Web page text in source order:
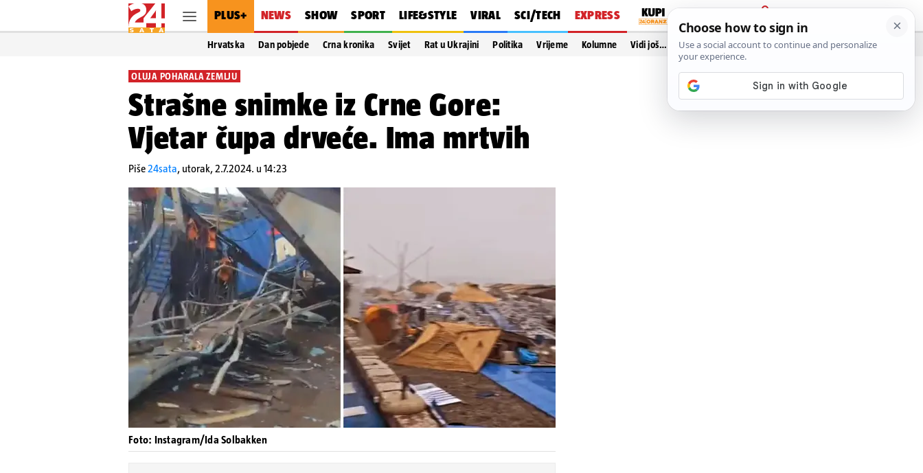
PLUS+ NEWS SHOW SPORT LIFE&STYLE VIRAL SCI/TECH EXPRESS
PRIJAVA
Hrvatska Dan pobjede Crna kronika Svijet Rat u Ukrajini Politika Vrijeme Kolumne Vidi još…
OLUJA POHARALA ZEMLJU
Strašne snimke iz Crne Gore:
Vjetar čupa drveće. Ima mrtvih
Piše24sata, utorak, 2.7.2024. u 14:23
Foto: Instagram/Ida Solbakken